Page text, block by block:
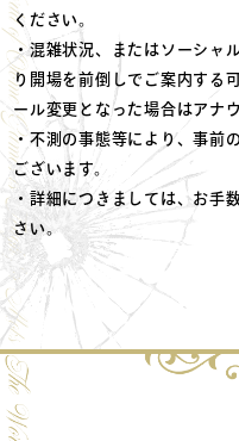
ください。
・混雑状況、またはソーシャ
り開場を前倒しでご案内する
ール変更となった場合はアナ
・不測の事態等により、事前
ございます。
・詳細につきましては、お手
さい。